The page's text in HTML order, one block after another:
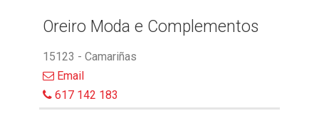
Oreiro Moda e Complementos
15123 - Camariñas
Email
617 142 183